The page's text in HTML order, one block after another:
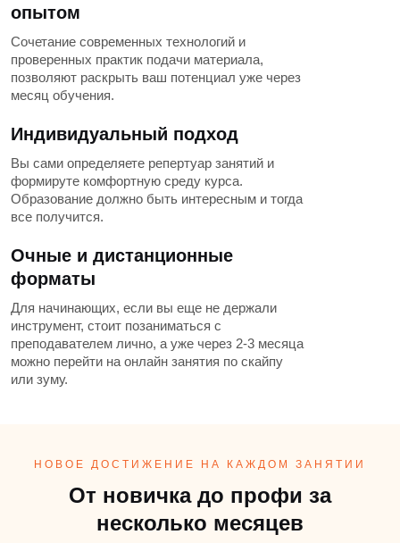
опытом
Сочетание современных технологий и
проверенных практик подачи материала,
позволяют раскрыть ваш потенциал уже через
месяц обучения.
Индивидуальный подход
Вы сами определяете репертуар занятий и
формируте комфортную среду курса.
Образование должно быть интересным и тогда
все получится.
Очные и дистанционные
форматы
Для начинающих, если вы еще не держали
инструмент, стоит позаниматься с
преподавателем лично, а уже через 2-3 месяца
можно перейти на онлайн занятия по скайпу
или зуму.
НОВОЕ ДОСТИЖЕНИЕ НА КАЖДОМ ЗАНЯТИИ
От новичка до профи за
несколько месяцев